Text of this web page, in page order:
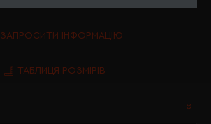
ЗАПРОСИТИ ІНФОРМАЦІЮ
ТАБЛИЦЯ РОЗМІРІВ